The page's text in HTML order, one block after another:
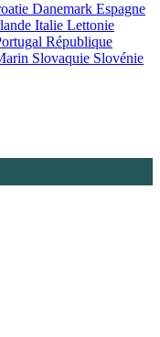
Danemark Espagne
Italie Lettonie
République
Slovaquie Slovénie